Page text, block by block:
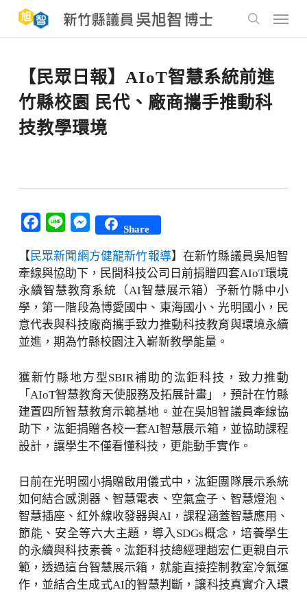
main
Menu
【民眾日報】AIoT智慧系統前進
竹縣校園 民代、廠商攜手推動科
技教學環境
Facebook
Line Messenger
Share
【民眾新聞網方健龍新竹報導】在新竹縣議員吳旭智
牽線與協助下，民間科技公司日前捐贈四套AIoT環境
永續智慧教育系統（AI智慧展示箱）予新竹縣中小
學，第一階段為博愛國中、東海國小、光明國小，民
意代表與科技廠商攜手致力推動科技教育與環境永續
並進，期為竹縣校園注入嶄新教學能量。
獲新竹縣地方型SBIR補助的汯鉅科技，致力推動
「AIoT智慧教育天使服務及拓展計畫」，預計在竹縣
建置四所智慧教育示範基地。並在吳旭智議員牽線協
助下，汯鉅捐贈各校一套AI智慧展示箱，並協助課程
設計，讓學生不僅看懂科技，更能動手實作。
日前在光明國小捐贈啟用儀式中，汯鉅團隊展示系統
如何結合感測器、智慧電表、空氣盒子、智慧燈泡、
智慧插座、紅外線收發器與AI，課程涵蓋智慧應用、
節能、安全等六大主題，導入SDGs概念，培養學生
的永續與科技素養。汯鉅科技總經理趙宏仁更親自示
範，透過這台智慧展示箱，就能直接控制教室冷氣運
作，並結合生成式AI的智慧判斷，讓科技真實介入環